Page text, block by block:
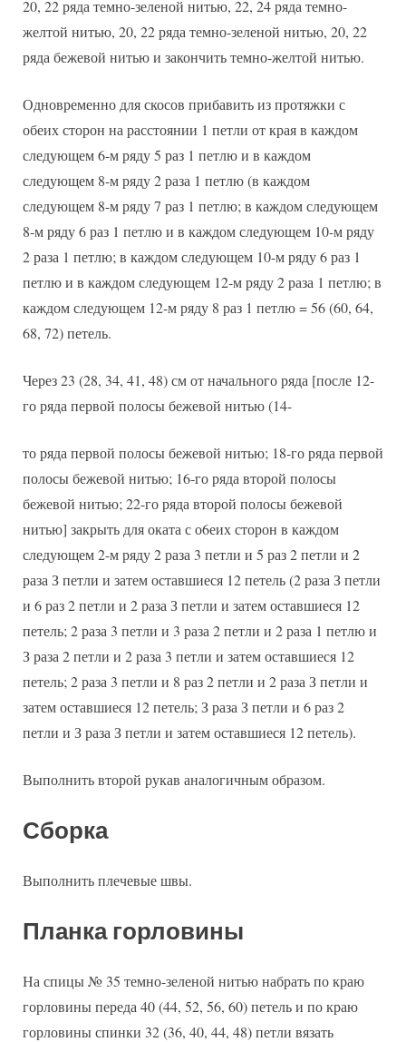
20, 22 ряда темно-зеленой нитью, 22, 24 ряда темно-
желтой нитью, 20, 22 ряда темно-зеленой нитью, 20, 22
ряда бежевой нитью и закончить темно-желтой нитью.
Одновременно для скосов прибавить из протяжки с
обеих сторон на расстоянии 1 петли от края в каждом
следующем 6-м ряду 5 раз 1 петлю и в каждом
следующем 8-м ряду 2 раза 1 петлю (в каждом
следующем 8-м ряду 7 раз 1 петлю; в каждом следующем
8-м ряду 6 раз 1 петлю и в каждом следующем 10-м ряду
2 раза 1 петлю; в каждом следующем 10-м ряду 6 раз 1
петлю и в каждом следующем 12-м ряду 2 раза 1 петлю; в
каждом следующем 12-м ряду 8 раз 1 петлю = 56 (60, 64,
68, 72) петель.
Через 23 (28, 34, 41, 48) см от начального ряда [после 12-
го ряда первой полосы бежевой нитью (14-
то ряда первой полосы бежевой нитью; 18-го ряда первой
полосы бежевой нитью; 16-го ряда второй полосы
бежевой нитью; 22-го ряда второй полосы бежевой
нитью] закрыть для оката с о6еих сторон в каждом
следующем 2-м ряду 2 раза 3 петли и 5 раз 2 петли и 2
раза З петли и затем оставшиеся 12 петель (2 раза З петли
и 6 раз 2 петли и 2 раза З петли и затем оставшиеся 12
петель; 2 раза 3 петли и 3 раза 2 петли и 2 раза 1 петлю и
З раза 2 петли и 2 раза 3 петли и затем оставшиеся 12
петель; 2 раза 3 петли и 8 раз 2 петли и 2 раза З петли и
затем оставшиеся 12 петель; З раза З петли и 6 раз 2
петли и З раза З петли и затем оставшиеся 12 петель).
Выполнить второй рукав аналогичным образом.
Сборка
Выполнить плечевые швы.
Планка горловины
На спицы № 35 темно-зеленой нитью набрать по краю
горловины переда 40 (44, 52, 56, 60) петель и по краю
горловины спинки 32 (36, 40, 44, 48) петли вязать